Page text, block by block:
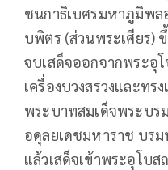
ชนกาธิเบศรมหาภูมิพล
บพิตร (ส่วนพระเศียร)
จบเสด็จออกจากพระอุ
เครื่องบวงสรวงและท
พระบาทสมเด็จพระบร
อดุลยเดชมหาราช บร
แล้วเสด็จเข้าพระอุโบ